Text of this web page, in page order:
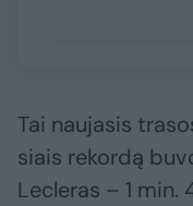
Tai naujasis
siais rekordą
Lecleras – 1 min.